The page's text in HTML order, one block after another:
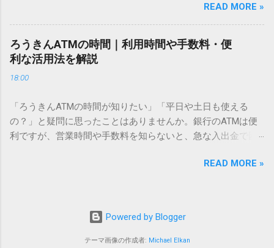
は、JIS規格（日本産業規格）によって「第1水準」「第2水
準」といった形で整理されています。しかし、人名や地名に
使われる非常に古い漢字（旧字）や、特定の組織だけで作ら
れた「外字」は、この一般的な変換リストに含まれていない
ン上のすべての文字には、いわば「住所」のような番号が割
り振られています。変換候補に出ない文字でも、この住所
（コード）を直接指定すれば、確実に呼び出すことができる
のです。 2. Windows標準機能！文字コードで漢字を出す「16
進数入力」 最も汎用性が高く、特別なソフトも不要なのが
20BB7）」を把握する。 入力モードを「半角」にする（※重
ことに申し訳なさを感じたりすることもあるかもしれませ
ん。 「もっとスムーズに、自分のタイミングで受け取りた
い」 「わざわざ電話をかけずに、スマホ一つで完結させた
い」 そんな願いを叶えてくれるのが、佐川急便の会員制サー
ビス「スマートクラブ」と、LINEや公式アプリの連携です。
これらを活用するだけで、再配達のストレスは驚くほど軽く
受け取り術と、連携による具体的なメリットを徹底解説しま
す。 佐川急便の再配達が劇的に変わる「スマートクラブ」と
は？ まず押さえておきたいのが、佐川急便の個人向け無料会
況をリアルタイムで管理するための基盤となるサービスで
が飛躍的に向上しています。登録を済ませておくだけで、荷
め配達時間を変更するといった先回りの対応が可能になりま
READ MORE »
ろうきんATMの時間｜利用時間や手数料・便
利な活用法を解説
18:00
「ろうきんATMの時間が知りたい」「平日や土日も使える
の？」と疑問に思ったことはありませんか。銀行のATMは便
利ですが、営業時間や手数料を知らないと、急な入出金で困
ATM営業時間や利用の注意点、便利な活用法 を詳しく解説し
です。 1-1. 店舗内ATM 平日：9:00〜17:00 土曜・日曜・祝
日：休止（※一部店舗では土曜日のみ利用可能） 店舗内ATM
は、銀行窓口と同じ営業時間で利用でき、 窓口での対応も可
READ MORE »
Powered by Blogger
テーマ画像の作成者: Michael Elkan